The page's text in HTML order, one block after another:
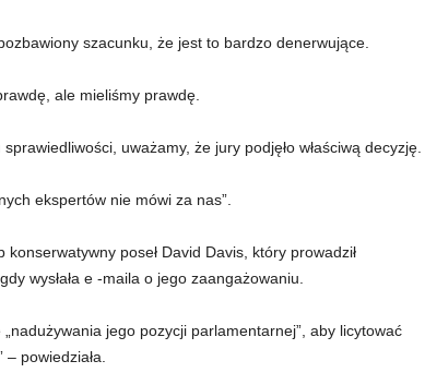
szacunku, że jest to bardzo denerwujące.
ale mieliśmy prawdę.
uważamy, że jury podjęło właściwą decyzję.
ekspertów nie mówi za nas”.
poseł David Davis, który prowadził
wysłała e -maila o jego zaangażowaniu.
jego pozycji parlamentarnej”, aby licytować
powiedziała.